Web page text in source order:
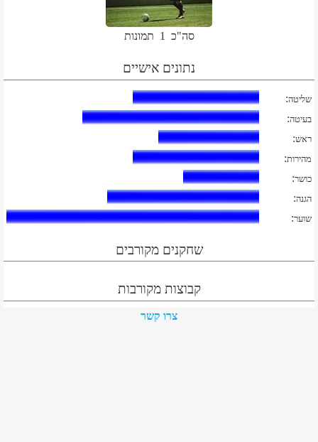
סה"כ 1 תמונות
נתונים אישיים
שליטה:
בעיטה:
ראש:
מהירות:
כושר:
הגנה:
שוער:
שחקנים מקורבים
קבוצות מקורבות
צרו קשר